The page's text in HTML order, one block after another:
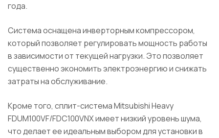
года.
Система оснащена инверторным компрессором,
который позволяет регулировать мощность работы
в зависимости от текущей нагрузки. Это позволяет
существенно экономить электроэнергию и снижать
затраты на обслуживание.
Кроме того, сплит-система Mitsubishi Heavy
FDUM100VF/FDC100VNX имеет низкий уровень шума,
что делает ее идеальным выбором для установки в